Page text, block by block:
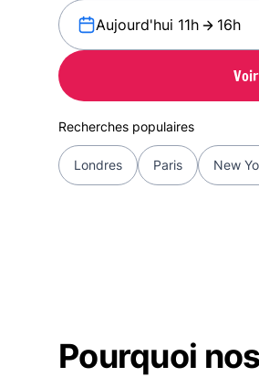
Aujourd'hui 11h 16h
Recherches populaires
Londres Paris New
Pourquoi